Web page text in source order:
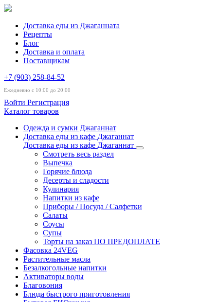
Доставка еды из Джаганната
Рецепты
Блог
Доставка и оплата
Поставщикам
+7 (903) 258-84-52
Ежедневно с 10:00 до 20:00
Войти Регистрация
Каталог товаров
Одежда и сумки Джаганнат
Доставка еды из кафе Джаганнат
Доставка еды из кафе Джаганнат
Смотреть весь раздел
Выпечка
Горячие блюда
Десерты и сладости
Кулинария
Напитки из кафе
Приборы / Посуда / Салфетки
Салаты
Соусы
Супы
Торты на заказ ПО ПРЕДОПЛАТЕ
Фасовка 24VEG
Растительные масла
Безалкогольные напитки
Активаторы воды
Благовония
Блюда быстрого приготовления